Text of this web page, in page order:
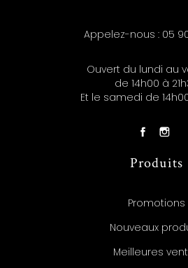
Appelez-nous : 05
Ouvert du lundi au
de 14h00 à
Et le samedi de
Produits
Promotions
Nouveaux
Meilleures